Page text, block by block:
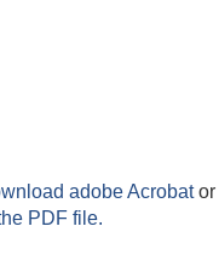
adobe Acrobator
PDF file.